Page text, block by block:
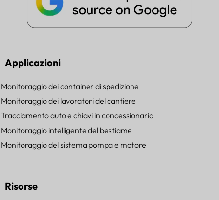
Applicazioni
Monitoraggio dei container di spedizione
Monitoraggio dei lavoratori del cantiere
Tracciamento auto e chiavi in concessionaria
Monitoraggio intelligente del bestiame
Monitoraggio del sistema pompa e motore
Risorse